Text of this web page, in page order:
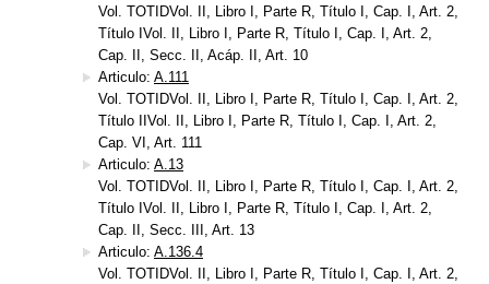
Vol. TOTIDVol. II, Libro I, Parte R, Título I, Cap. I, Art. 2,
Título IVol. II, Libro I, Parte R, Título I, Cap. I, Art. 2,
Cap. II, Secc. II, Acáp. II, Art. 10
Articulo: A.111
Vol. TOTIDVol. II, Libro I, Parte R, Título I, Cap. I, Art. 2,
Título IIVol. II, Libro I, Parte R, Título I, Cap. I, Art. 2,
Cap. VI, Art. 111
Articulo: A.13
Vol. TOTIDVol. II, Libro I, Parte R, Título I, Cap. I, Art. 2,
Título IVol. II, Libro I, Parte R, Título I, Cap. I, Art. 2,
Cap. II, Secc. III, Art. 13
Articulo: A.136.4
Vol. TOTIDVol. II, Libro I, Parte R, Título I, Cap. I, Art. 2,